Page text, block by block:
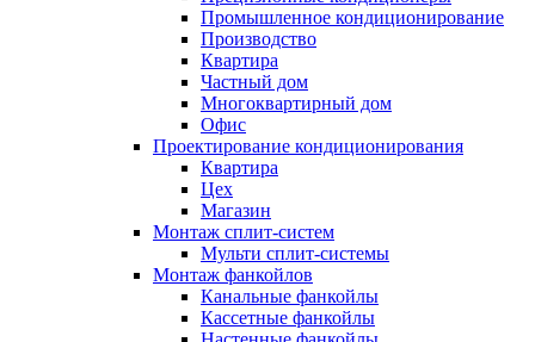
Промышленное кондиционирование
Производство
Квартира
Частный дом
Многоквартирный дом
Офис
Проектирование кондиционирования
Квартира
Цех
Магазин
Монтаж сплит-систем
Мульти сплит-системы
Монтаж фанкойлов
Канальные фанкойлы
Кассетные фанкойлы